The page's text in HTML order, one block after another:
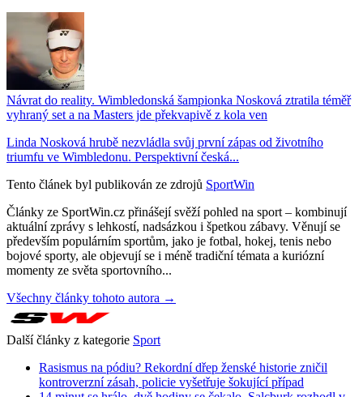
Návrat do reality. Wimbledonská šampionka Nosková ztratila téměř
vyhraný set a na Masters jde překvapivě z kola ven
Linda Nosková hrubě nezvládla svůj první zápas od životního
triumfu ve Wimbledonu. Perspektivní česká...
Tento článek byl publikován ze zdrojů SportWin
Články ze SportWin.cz přinášejí svěží pohled na sport – kombinují
aktuální zprávy s lehkostí, nadsázkou i špetkou zábavy. Věnují se
především populárním sportům, jako je fotbal, hokej, tenis nebo
bojové sporty, ale objevují se i méně tradiční témata a kuriózní
momenty ze světa sportovního...
Všechny články tohoto autora →
Další články z kategorie Sport
Rasismus na pódiu? Rekordní dřep ženské historie zničil
kontroverzní zásah, policie vyšetřuje šokující případ